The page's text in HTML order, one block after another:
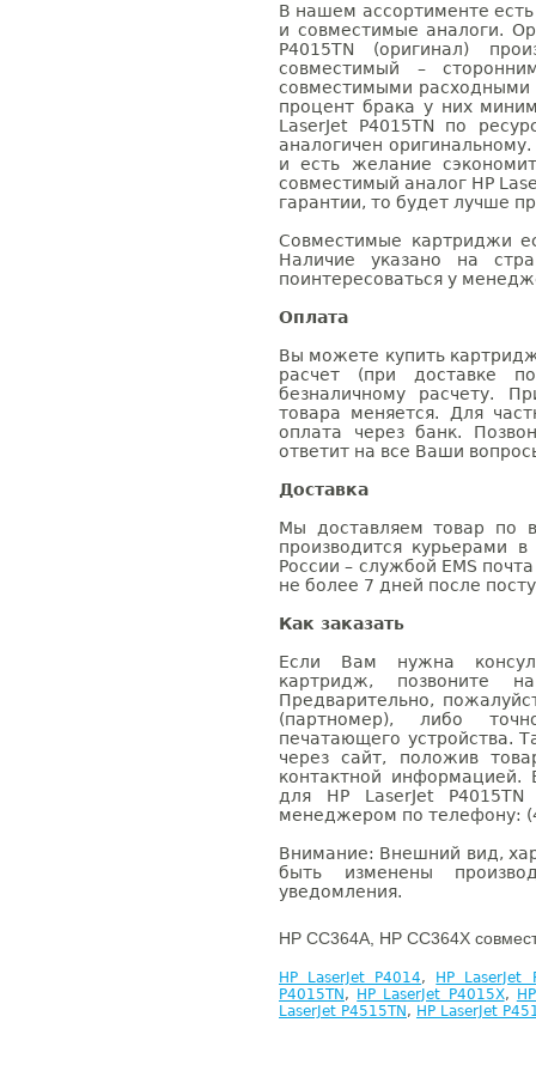
В нашем ассортименте
и совместимые аналоги.
P4015TN (оригинал)
совместимый –
совместимыми расходными
процент брака у них
LaserJet P4015TN по
аналогичен
и есть желание
совместимый аналог HP
гарантии, то будет лучше
Совместимые картриджи
Наличие указано на
поинтересоваться у
Оплата
Вы можете купить
расчет (при доставке
безналичному расчету.
товара меняется. Для
оплата через банк.
ответит на все Ваши
Доставка
Мы доставляем товар по
производится курьерами
России – службой EMS
не более 7 дней после
Как заказать
Если Вам нужна
картридж, позвоните
Предварительно,
(партномер), либо
печатающего устройства.
через сайт, положив
контактной информацией.
для HP LaserJet
менеджером по телефону:
Внимание: Внешний вид,
быть изменены
уведомления.
HP CC364A, HP CC364X
HP LaserJet P4014,
HP LaserJet
P4015TN , HP LaserJet P4015X,
LaserJet P4515TN , HP LaserJet